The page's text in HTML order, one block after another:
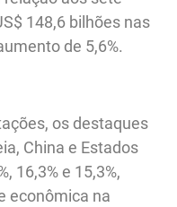
148,6 bilhões nas
de 5,6%.
os destaques
China e Estados
16,3% e 15,3%,
econômica na